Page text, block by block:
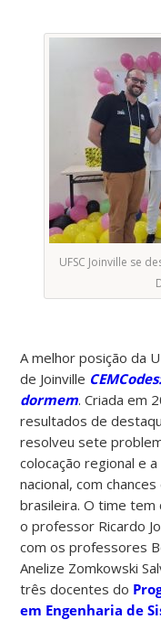
UFSC Joinville se
A melhor posição da
de Joinville
dormem. Criada em
resultados de
resolveu sete
colocação regional e
nacional, com
brasileira. O time tem
o professor Ricardo
com os professores
Anelize Zomkowski
três docentes do
em Engenharia de